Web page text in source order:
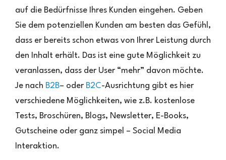
auf die Bedürfnisse Ihres Kunden eingehen. Geben
Sie dem potenziellen Kunden am besten das Gefühl,
dass er bereits schon etwas von Ihrer Leistung durch
den Inhalt erhält. Das ist eine gute Möglichkeit zu
veranlassen, dass der User “mehr” davon möchte.
Je nach B2B– oder B2C-Ausrichtung gibt es hier
verschiedene Möglichkeiten, wie z.B. kostenlose
Tests, Broschüren, Blogs, Newsletter, E-Books,
Gutscheine oder ganz simpel – Social Media
Interaktion.